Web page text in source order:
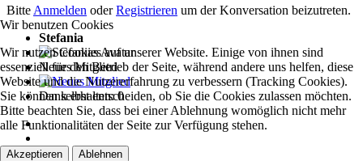
BitteAnmelden oderRegistrieren um der Konversation beizutreten.
Stefania
Neues Mitglied
Dank erhalten: 0
Wir benutzen Cookies
Wir nutzen Cookies auf unserer Website. Einige von ihnen sind
essenziell für den Betrieb der Seite, während andere uns helfen, diese
Website und die Nutzererfahrung zu verbessern (Tracking Cookies).
Sie können selbst entscheiden, ob Sie die Cookies zulassen möchten.
Bitte beachten Sie, dass bei einer Ablehnung womöglich nicht mehr
alle Funktionalitäten der Seite zur Verfügung stehen.
Akzeptieren Ablehnen